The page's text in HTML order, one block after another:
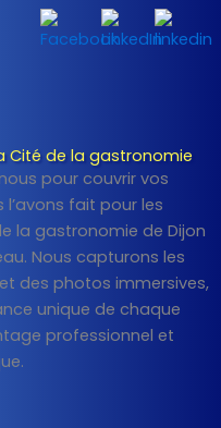
Cité de la gastronomie
pour couvrir vos
fait pour les
la gastronomie de Dijon
Nous capturons les
des photos immersives,
unique de chaque
professionnel et